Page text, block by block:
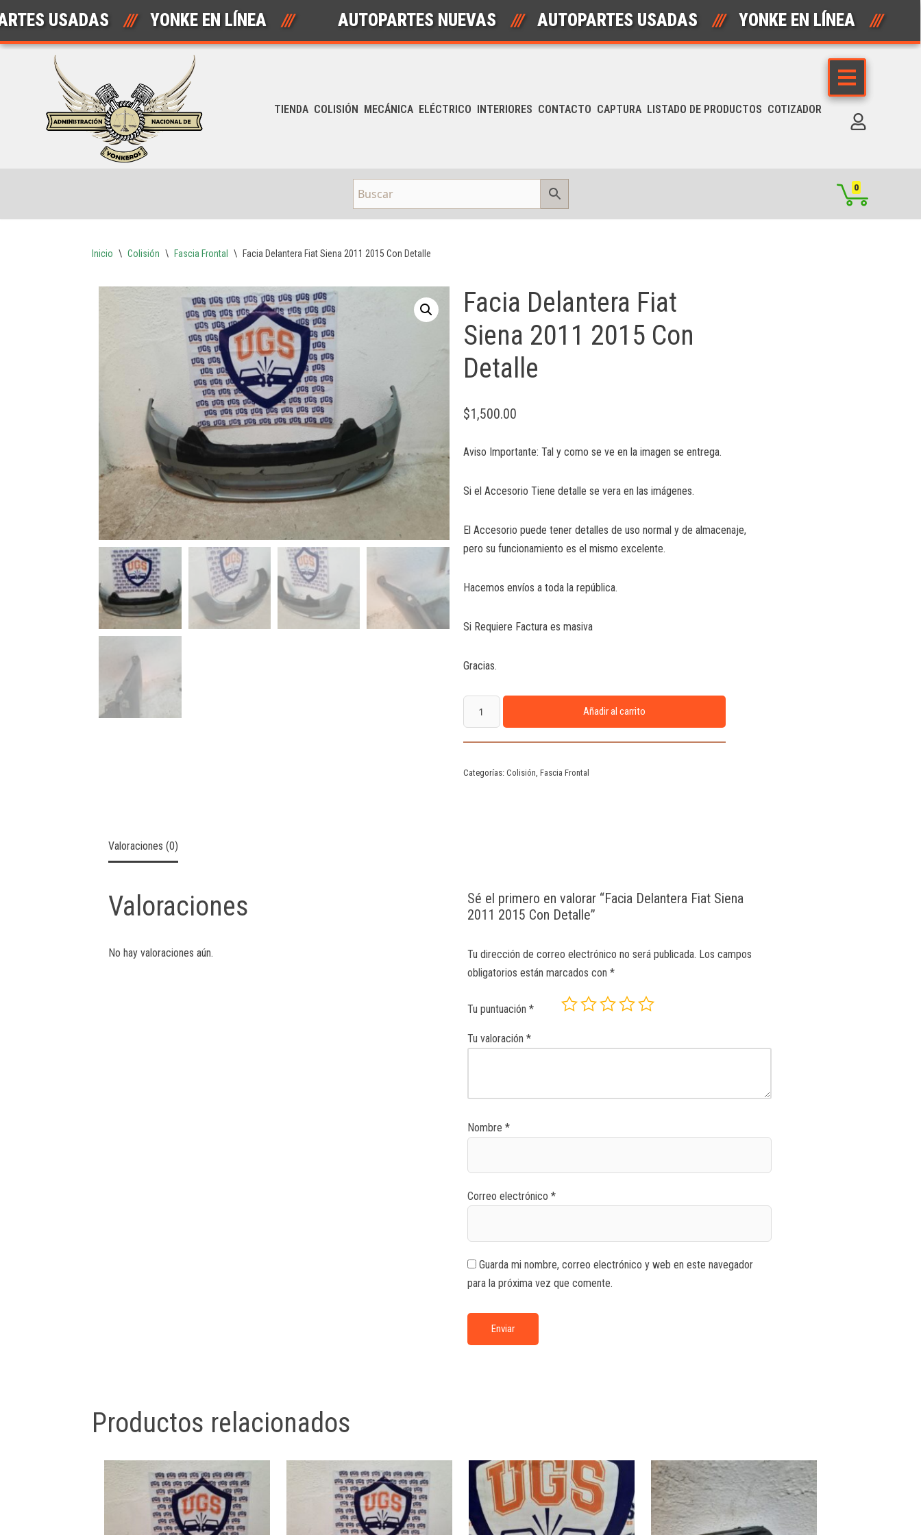
Saltar
USADAS /// YONKE EN LÍNEA /// AUTOPARTES NUEVAS /// AUTOPARTES USADAS /// YONKE EN LÍNEA ///
TIENDA COLISIÓN MECÁNICA ELÉCTRICO INTERIORES CONTACTO CAPTURA LISTADO DE PRODUCTOS COTIZADOR
0
Inicio \ Colisión \ Fascia Frontal \ Facia Delantera Fiat Siena 2011 2015 Con Detalle
Facia Delantera Fiat
Siena 2011 2015 Con
Detalle
$1,500.00
Aviso Importante: Tal y como se ve en la imagen se entrega.
Si el Accesorio Tiene detalle se vera en las imágenes.
El Accesorio puede tener detalles de uso normal y de almacenaje,
pero su funcionamiento es el mismo excelente.
Hacemos envíos a toda la república.
Si Requiere Factura es masiva
Gracias.
Añadir al carrito
Categorías: Colisión Fascia Frontal
Valoraciones (0)
Valoraciones
No hay valoraciones aún.
Sé el primero en valorar “Facia Delantera Fiat Siena
2011 2015 Con Detalle”
Tu dirección de correo electrónico no será publicada. Los campos
obligatorios están marcados con*
Tu puntuación*
Tu valoración*
Nombre*
Correo electrónico*
Guarda mi nombre, correo electrónico y web en este navegador
para la próxima vez que comente.
Productos relacionados